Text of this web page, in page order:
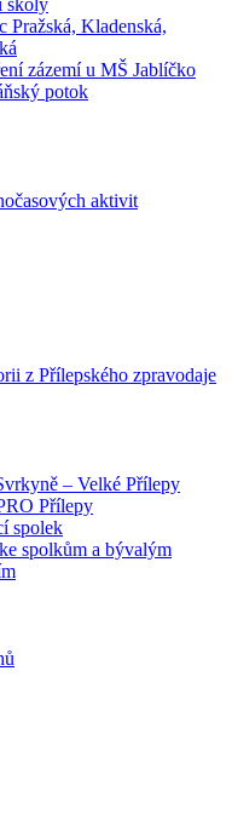
školy
Pražská, Kladenská,
zázemí u MŠ Jablíčko
potok
aktivit
z Přílepského zpravodaje
– Velké Přílepy
Přílepy
spolek
spolkům a bývalým